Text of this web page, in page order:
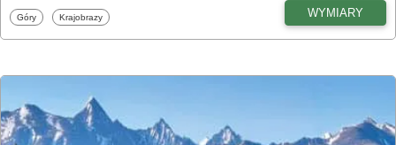
Fototapety
Góry Fototapety
Krajobrazy WYMIARY